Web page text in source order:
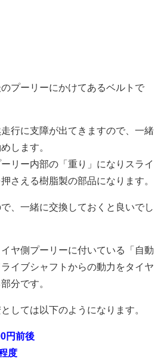
プーリーにかけてあるベルトで
行に支障が出てきますので、一緒
します。
リー内部の「重り」になりスライ
さえる樹脂製の部品になります。
、一緒に交換しておくと良いでし
ヤ側プーリーに付いている「自動
イブシャフトからの動力をタイヤ
分です。
しては以下のようになります。
円前後
度